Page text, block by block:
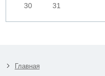
30
31
Главная